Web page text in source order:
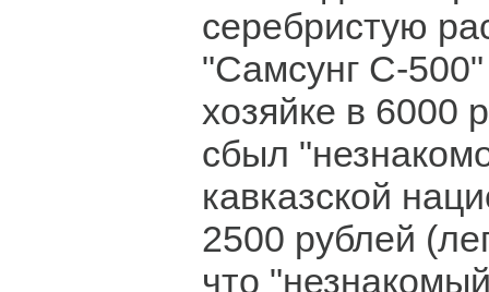
серебристую
"Самсунг С-
хозяйке в 6000
сбыл
кавказской
2500 рублей
что